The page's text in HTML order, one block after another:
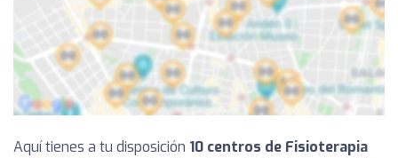
Aquí tienes a tu disposición 10 centros de Fisioterapia